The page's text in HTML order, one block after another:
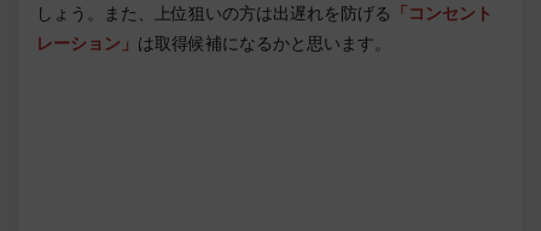
しょう。また、上位狙いの方は出遅れを防げる 「コンセント
レーション」 は取得候補になるかと思います。